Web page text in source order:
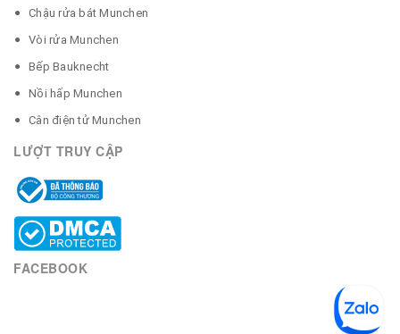
Chậu rửa bát Munchen
Vòi rửa Munchen
Bếp Bauknecht
Nồi hấp Munchen
Cân điện tử Munchen
LƯỢT TRUY CẬP
FACEBOOK